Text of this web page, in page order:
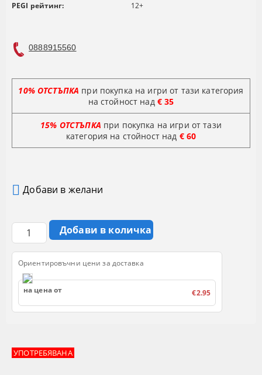
УПОТРЕБЯВАНА
PEGI рейтинг:
12+
0888915560
10% ОТСТЪПКА при покупка на игри от тази категория
на стойност над € 35
15% ОТСТЪПКА при покупка на игри от тази
категория на стойност над € 60
Добави в желани
Ориентировъчни цени за доставка
на цена от €2.95